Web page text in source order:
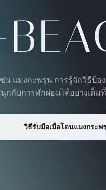
น แมงกะพรุน การรู้จักวิธีป้อ
กับการพักผ่อนได้อย่างเต็ม
วิธีรับมือเมื่อโดนแมงกระพ